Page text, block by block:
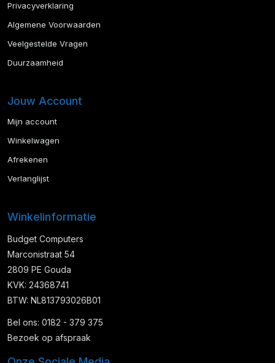
Privacyverklaring
Algemene Voorwaarden
Veelgestelde Vragen
Duurzaamheid
Jouw Account
Mijn account
Winkelwagen
Afrekenen
Verlanglijst
Winkelinformatie
Budget Computers
Marconistraat 54
2809 PE Gouda
KVK: 24368741
BTW: NL813793026B01
Bel ons: 0182 - 379 375
Bezoek op afspraak